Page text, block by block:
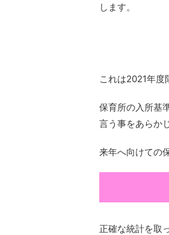
します。
これは2021年度
保育所の入所基
言う事をあらか
来年へ向けての
正確な統計を取